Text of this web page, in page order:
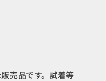
売品です。試着等